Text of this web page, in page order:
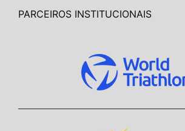
PARCEIROS INSTITUCIONAIS